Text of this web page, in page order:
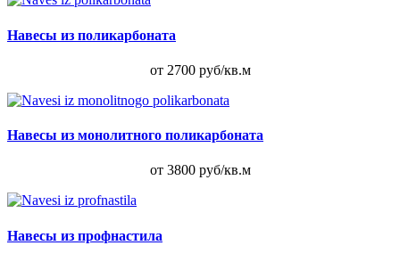
Навесы из поликарбоната
от 2700 руб/кв.м
Навесы из монолитного поликарбоната
от 3800 руб/кв.м
Навесы из профнастила